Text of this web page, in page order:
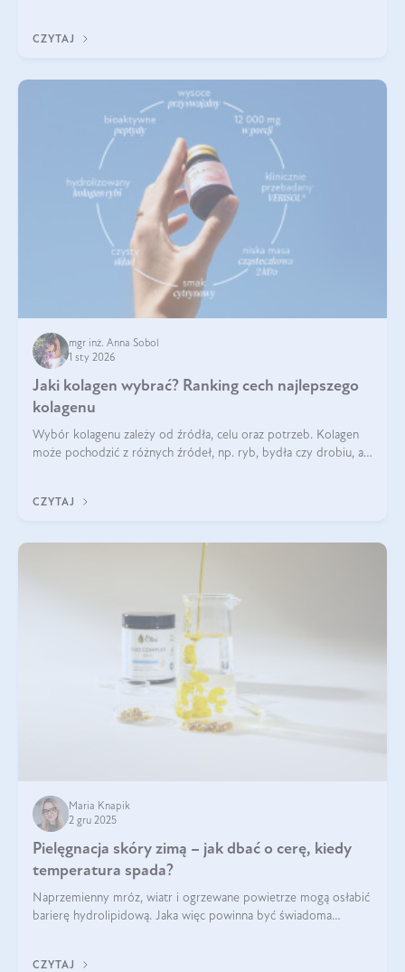
CZYTAJ
mgr inż. Anna Sobol
1 sty 2026
Jaki kolagen wybrać? Ranking cech najlepszego
kolagenu
Wybór kolagenu zależy od źródła, celu oraz potrzeb. Kolagen
może pochodzić z różnych źródeł, np. ryb, bydła czy drobiu, a
bydlęcy.
CZYTAJ
Maria Knapik
2 gru 2025
Pielęgnacja skóry zimą – jak dbać o cerę, kiedy
temperatura spada?
Naprzemienny mróz, wiatr i ogrzewane powietrze mogą osłabić
barierę hydrolipidową. Jaka więc powinna być świadoma
CZYTAJ